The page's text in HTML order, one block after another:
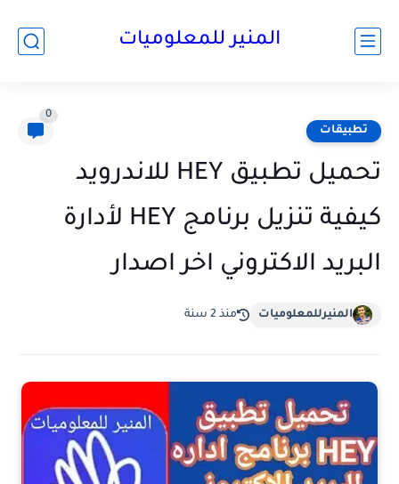
المنير للمعلوميات
تطبيقات
0
تحميل تطبيق HEY للاندرويد
كيفية تنزيل برنامج HEY لأدارة
البريد الاكتروني اخر اصدار
المنيرللمعلوميات منذ 2 سنة